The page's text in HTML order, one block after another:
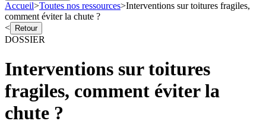
Accueil>Toutes nos ressources>Interventions sur toitures fragiles,
comment éviter la chute ?
<
Retour
DOSSIER
Interventions sur toitures
fragiles, comment éviter la
chute ?